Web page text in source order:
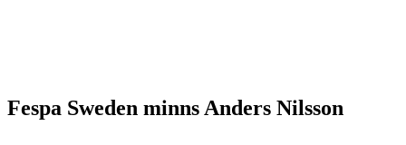
Fespa Sweden minns Anders Nilsson